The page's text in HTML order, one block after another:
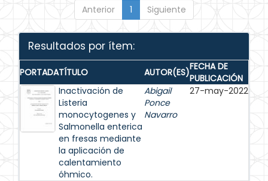
Anterior 1 Siguiente
Resultados por ítem:
PORTADATÍTULO AUTOR(ES)FECHA DE
PUBLICACIÓN
Inactivación de
Listeria
monocytogenes y
Salmonella enterica
en fresas mediante
la aplicación de
calentamiento
óhmico.
Abigail
Ponce
Navarro
27-may-2022